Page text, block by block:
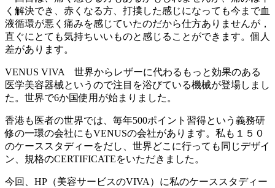
く解決でき、赤くなる方、打撲した感じになっても今まで血
液循環が悪く痛みを感じていたのだから仕方ありませんが，
直ぐにとても気持ちいいものと感じることができます。個人
差があります。
VENUS VIVA 世界からレザーに代わるもっと効果のある
医学美容器械というので注目を浴びている機械が登場しまし
た。世界で6か国使用が始まりました。
香港も医者の世界では、毎年500ポイント習得という義務研
修の一環の会社にもVENUSの会社があります。私も１５０
のケーススタディーをだし、世界どこに行っても同じデザイ
ン、規格のCERTIFICATEをいただきました。
今回、HP（美容サービスのVIVA）に私のケーススタディー